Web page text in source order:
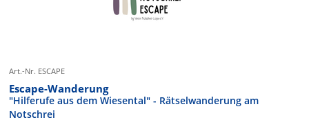
Art.-Nr. ESCAPE
Escape-Wanderung
"Hilferufe aus dem Wiesental" - Rätselwanderung am
Notschrei